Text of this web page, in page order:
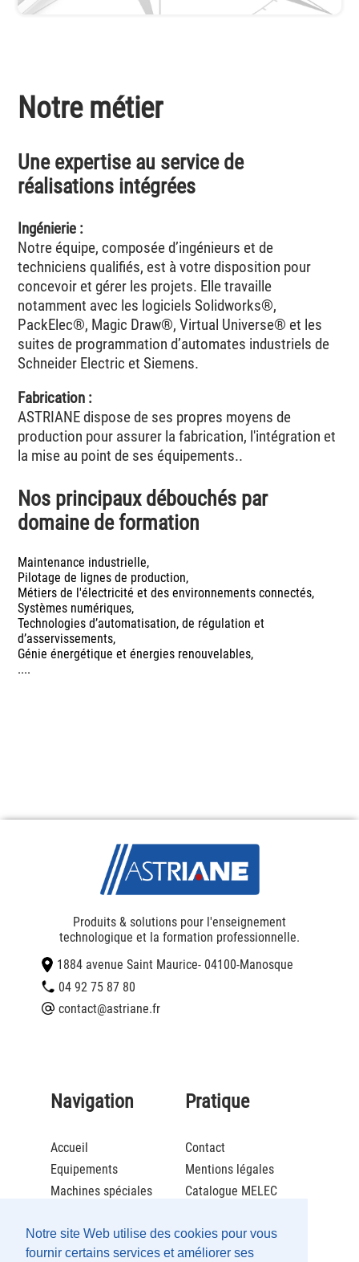
Notre site Web utilise des cookies pour vous
fournir certains services et améliorer ses
Notre métier
Une expertise au service de
réalisations intégrées
Ingénierie :
Notre équipe, composée d’ingénieurs et de
techniciens qualifiés, est à votre disposition pour
concevoir et gérer les projets. Elle travaille
notamment avec les logiciels Solidworks®,
PackElec®, Magic Draw®, Virtual Universe® et les
suites de programmation d’automates industriels de
Schneider Electric et Siemens.
Fabrication :
ASTRIANE dispose de ses propres moyens de
production pour assurer la fabrication, l'intégration et
la mise au point de ses équipements..
Nos principaux débouchés par
domaine de formation
Maintenance industrielle,
Pilotage de lignes de production,
Métiers de l'électricité et des environnements connectés,
Systèmes numériques,
Technologies d’automatisation, de régulation et
d’asservissements,
Génie énergétique et énergies renouvelables,
....
Produits & solutions pour l'enseignement
technologique et la formation professionnelle.
1884 avenue Saint Maurice- 04100-Manosque
04 92 75 87 80
contact@astriane.fr
Navigation
Accueil
Equipements
Machines spéciales
Société
Recrutement
Pratique
Contact
Mentions légales
Catalogue MELEC
Catalogue Maintenance